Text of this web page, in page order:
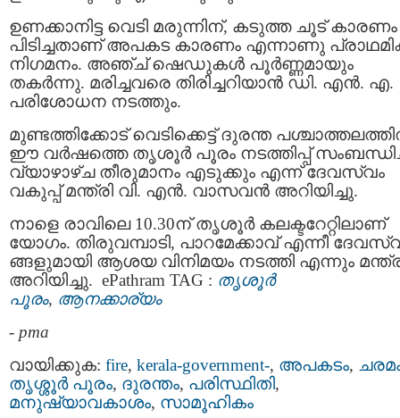
ഉണക്കാനിട്ട വെടി മരുന്നിന്, കടുത്ത ചൂട്
പിടിച്ചതാണ് അപകട കാരണം എന്നാണു
നിഗമനം. അഞ്ച് ഷെഡുകൾ പൂർണ്ണമായും
തകർന്നു. മരിച്ചവരെ തിരിച്ചറിയാന്‍ ഡി. എന്‍. എ.
പരിശോധന നടത്തും.
മുണ്ടത്തിക്കോട് വെടിക്കെട്ട് ദുരന്ത
ഈ വർഷത്തെ തൃശൂർ പൂരം നടത്തിപ്പ്
വ്യാഴാഴ്ച തീരുമാനം എടുക്കും എന്ന് ദേവസ്വം
വകുപ്പ് മന്ത്രി വി. എൻ. വാസവൻ അറിയിച്ചു.
നാളെ രാവിലെ 10.30ന് തൃശൂർ കലക്ടറേറ്റിലാണ്
യോഗം. തിരുവമ്പാടി, പാറമേക്കാവ് എന്നീ
ങ്ങളുമായി ആശയ വിനിമയം നടത്തി എന്നും
അറിയിച്ചു. ePathram TAG : തൃശൂർ
പൂരം, ആനക്കാര്യം
- pma
വായിക്കുക: fire, kerala-government-, അപകടം,
തൃശ്ശൂര്‍ പൂരം, ദുരന്തം, പരിസ്ഥിതി,
മനുഷ്യാവകാശം, സാമൂഹികം